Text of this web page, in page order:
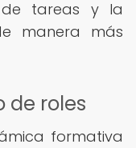
tareas y la
manera más
de roles
formativa